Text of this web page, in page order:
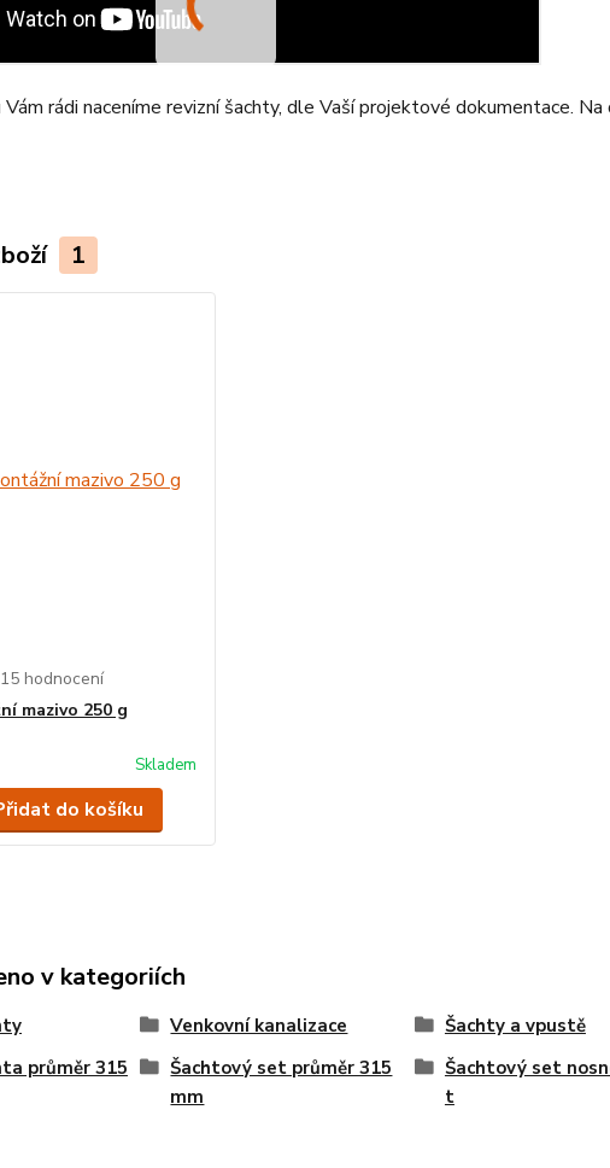
rádi naceníme revizní šachty, dle Vaší projektové dokumentace.
1
15 hodnocení
mazivo 250 g
Skladem
do košíku
v kategoriích
Venkovní kanalizace Šachty a vpustě
průměr 315
Šachtový set průměr 315
mm
Šachtový set
t